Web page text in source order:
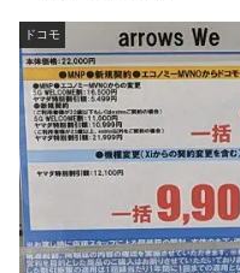
ドコモ